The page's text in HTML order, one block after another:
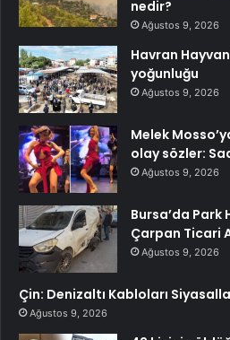
nedir?
Ağustos 9, 2026
Havran
yoğunluğu
Ağustos 9, 2026
Melek
olay sözler:
Ağustos 9, 2026
Bursa’da
Çarpan Ticari
Ağustos 9, 2026
Çin: Denizaltı Kabloları
Ağustos 9, 2026